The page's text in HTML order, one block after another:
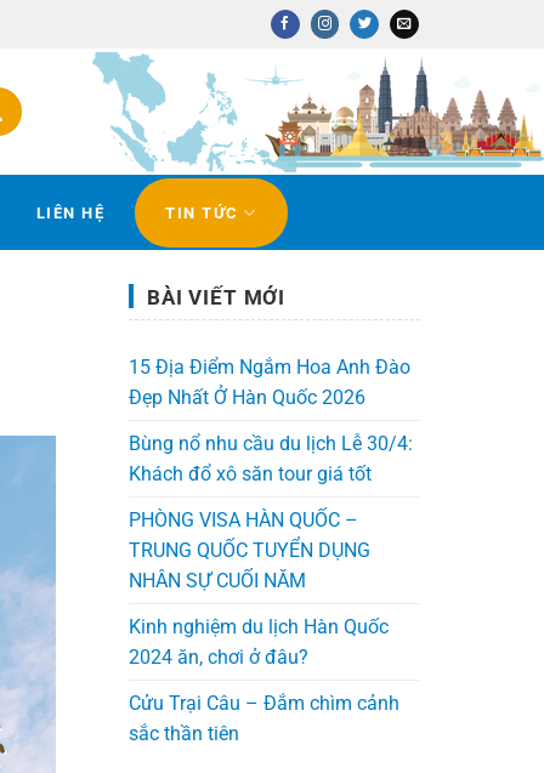
LIÊN HỆ TIN TỨC
BÀI VIẾT MỚI
15 Địa Điểm Ngắm Hoa Anh Đào
Đẹp Nhất Ở Hàn Quốc 2026
Bùng nổ nhu cầu du lịch Lễ 30/4:
Khách đổ xô săn tour giá tốt
PHÒNG VISA HÀN QUỐC –
TRUNG QUỐC TUYỂN DỤNG
NHÂN SỰ CUỐI NĂM
Kinh nghiệm du lịch Hàn Quốc
2024 ăn, chơi ở đâu?
Cửu Trại Câu – Đắm chìm cảnh
sắc thần tiên